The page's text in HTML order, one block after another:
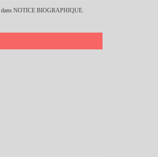
dans NOTICE BIOGRAPHIQUE.